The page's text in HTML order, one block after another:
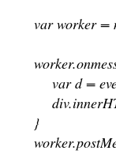
var worker =
var d =
}